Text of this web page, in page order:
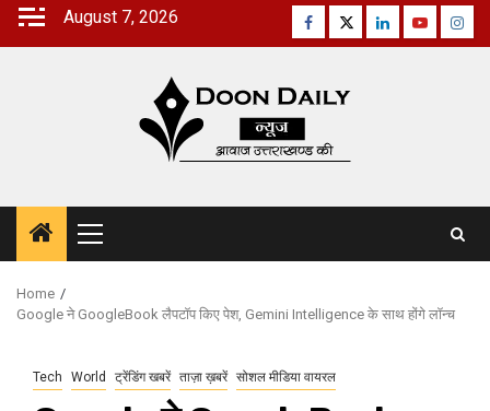
Skip
August 7, 2026 Facebook
TwitterLinkedinYoutube
Primary
Menu
Home
Google ने GoogleBook लैपटॉप किए पेश, Gemini Intelligence के साथ होंगे लॉन्च
Tech World ट्रेंडिंग खबरें ताज़ा ख़बरें सोशल मीडिया वायरल